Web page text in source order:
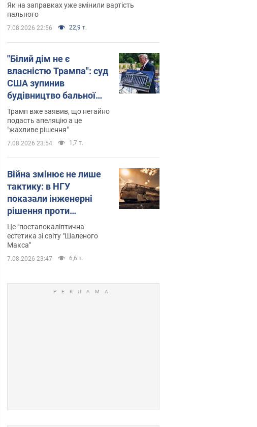
Як на заправках уже змінили вартість
пального
7.08.2026 22:56 22,9 т.
"Білий дім не є
власністю Трампа": суд
США зупинив
будівництво бальної
зали за $400 млн
Трамп вже заявив, що негайно
подасть апеляцію а це
"жахливе рішення"
7.08.2026 23:54 1,7 т.
Війна змінює не лише
тактику: в НГУ
показали інженерні
рішення проти
російських FPV-дронів.
Фото
Це "постапокаліптична
естетика зі світу "Шаленого
Макса"
7.08.2026 23:47 6,6 т.